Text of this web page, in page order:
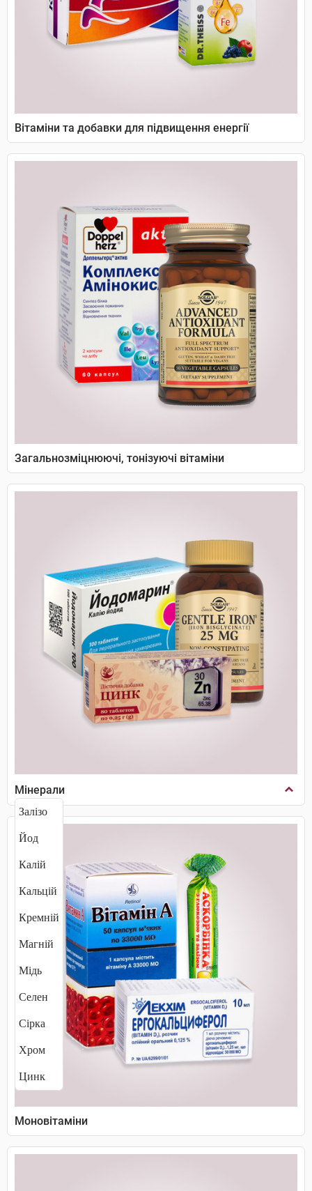
Вітаміни та добавки для підвищення енергії
Загальнозміцнюючі, тонізуючі вітаміни
Мінерали
Залізо
Йод
Калій
Кальцій
Кремній
Магній
Мідь
Селен
Сірка
Хром
Цинк
Моновітаміни